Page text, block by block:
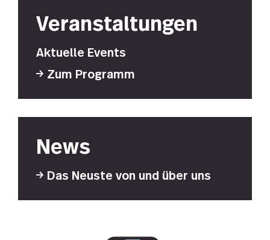
Veranstaltungen
Aktuelle Events
Zum Programm
News
Das Neuste von und über uns